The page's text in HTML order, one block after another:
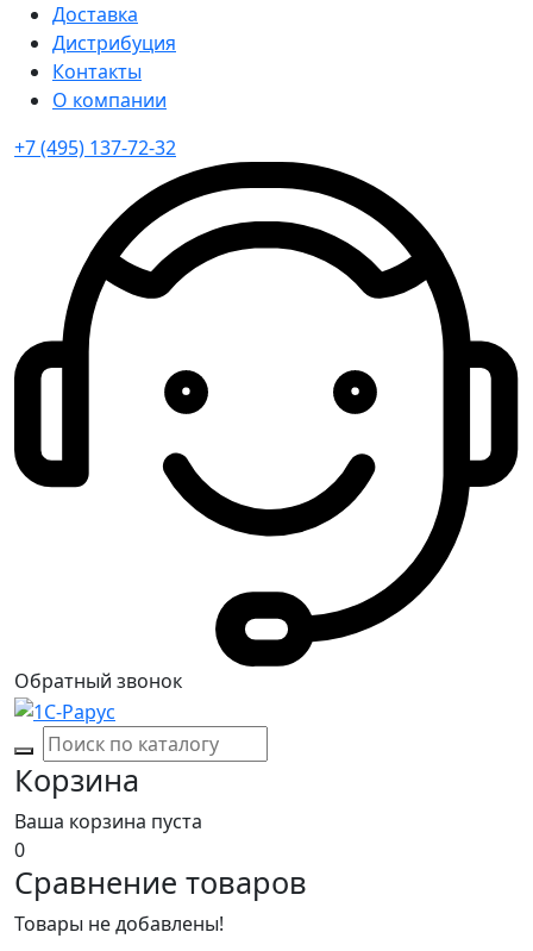
Доставка
Дистрибуция
Контакты
О компании
+7 (495) 137-72-32
Обратный звонок
Корзина
Ваша корзина пуста
0
Сравнение товаров
Товары не добавлены!